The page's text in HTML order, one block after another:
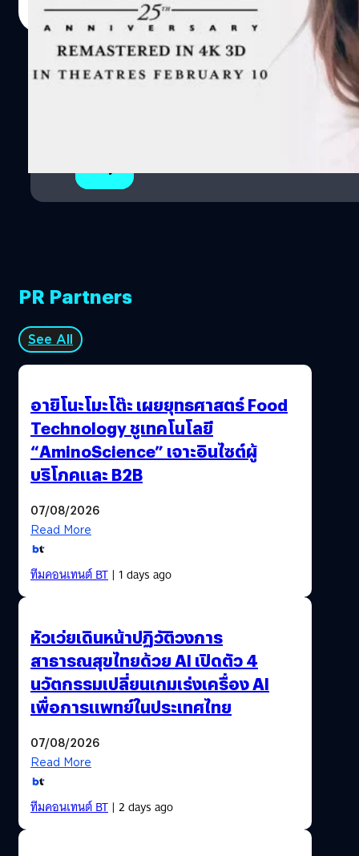
Read More
1
PR Partners
See All
อายิโนะโมะโต๊ะ เผยยุทธศาสตร์ Food
Technology ชูเทคโนโลยี
“AminoScience” เจาะอินไซต์ผู้
บริโภคและ B2B
07/08/2026
Read More
ทีมคอนเทนต์ BT| 1 days ago
หัวเว่ยเดินหน้าปฏิวัติวงการ
สาธารณสุขไทยด้วย AI เปิดตัว 4
นวัตกรรมเปลี่ยนเกมเร่งเครื่อง AI
เพื่อการแพทย์ในประเทศไทย
07/08/2026
Read More
ทีมคอนเทนต์ BT| 2 days ago